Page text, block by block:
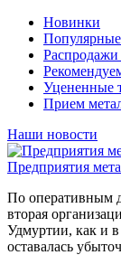
Новинки
Уцененные
Прием
Наши новости
Предприятия
По оперативным
вторая
Удмуртии, как и
оставалась